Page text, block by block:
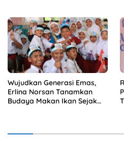
Wujudkan Generasi Emas,
Erlina Norsan Tanamkan
Budaya Makan Ikan Sejak